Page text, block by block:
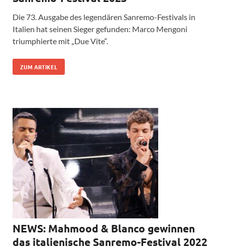
Die 73. Ausgabe des legendären Sanremo-Festivals in
Italien hat seinen Sieger gefunden: Marco Mengoni
triumphierte mit „Due Vite“.
ZUM ARTIKEL
NEWS: Mahmood & Blanco gewinnen
das italienische Sanremo-Festival 2022